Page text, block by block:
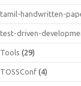
tamil-handwritten-
test-driven-
Tools (29)
TOSSConf (4)